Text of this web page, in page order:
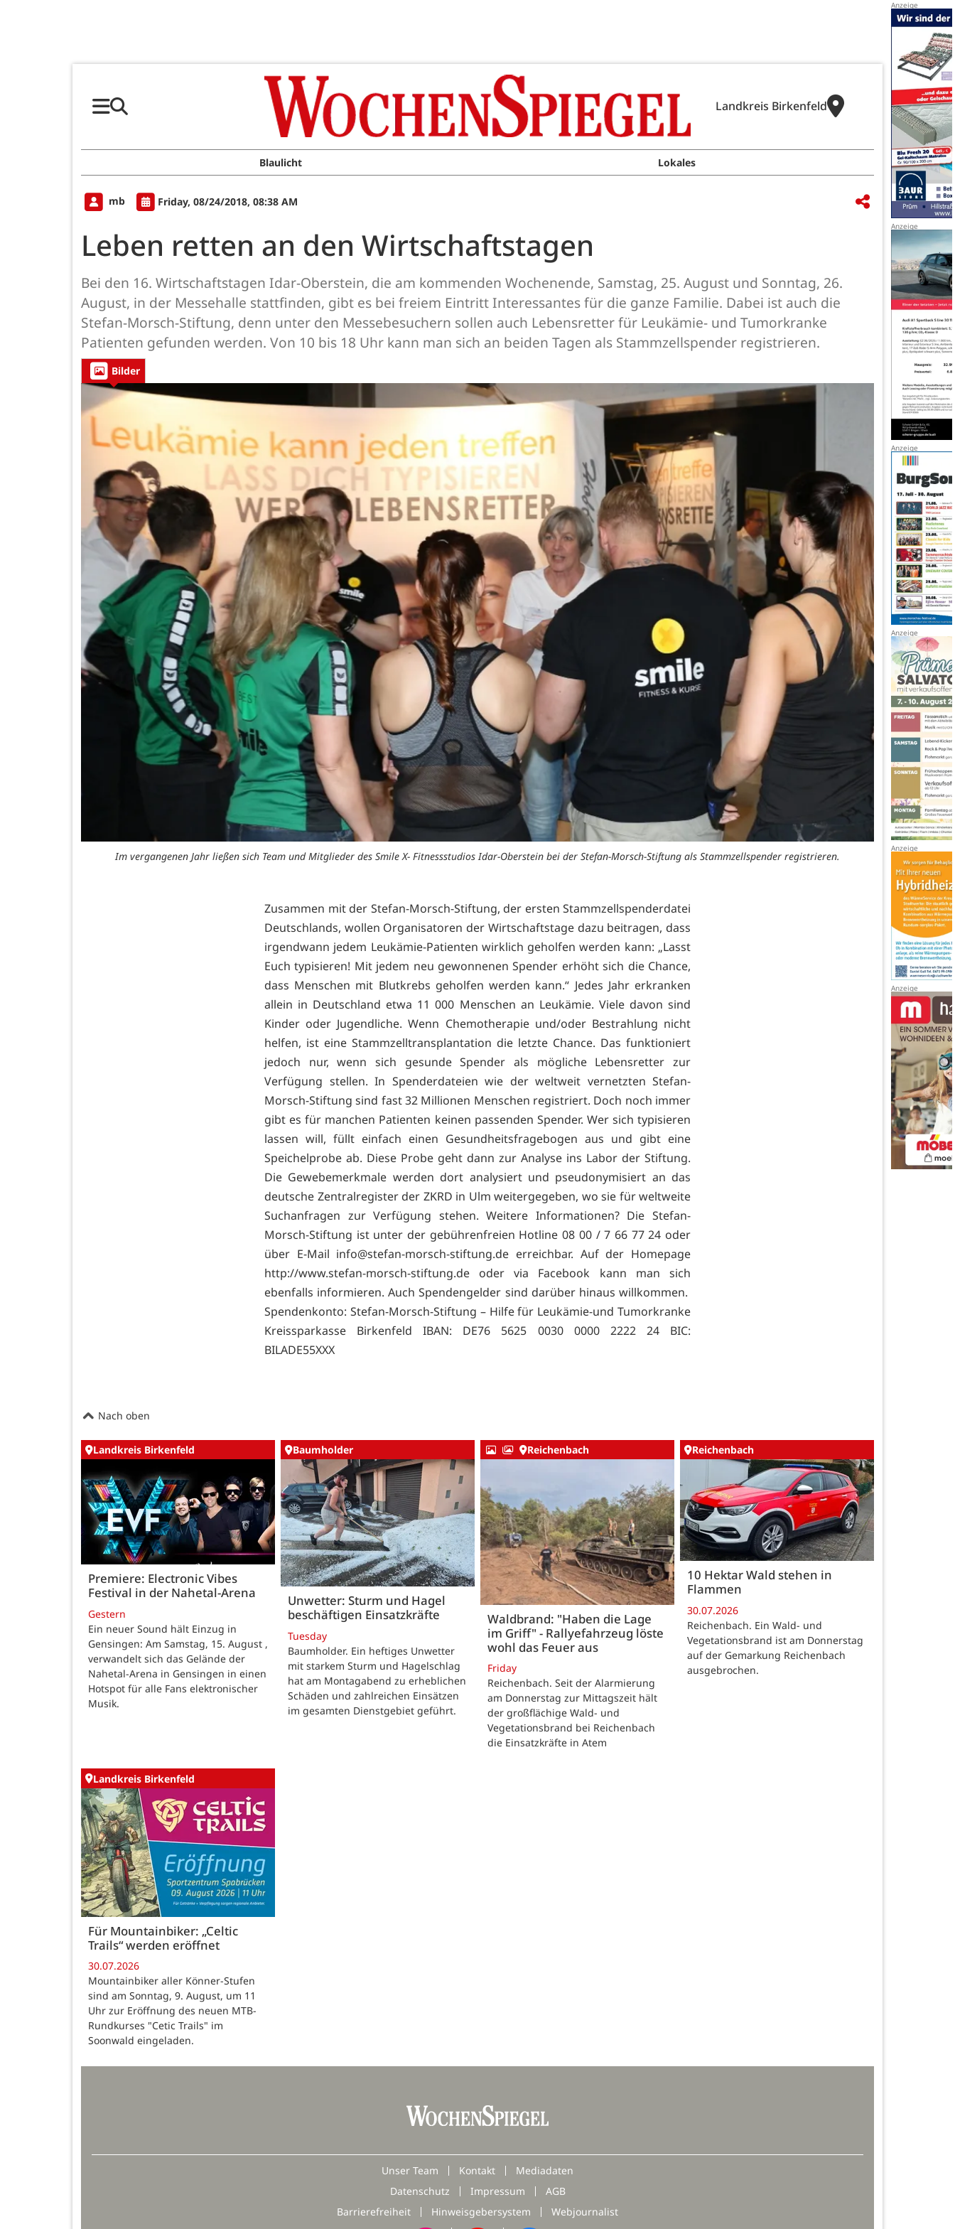
Landkreis Birkenfeld
Blaulicht Lokales
mb Friday, 08/24/2018, 08:38 AM
Leben retten an den Wirtschaftstagen
Bei den 16. Wirtschaftstagen Idar-Oberstein, die am kommenden Wochenende, Samstag, 25. August und Sonntag, 26.
August, in der Messehalle stattfinden, gibt es bei freiem Eintritt Interessantes für die ganze Familie. Dabei ist auch die
Stefan-Morsch-Stiftung, denn unter den Messebesuchern sollen auch Lebensretter für Leukämie- und Tumorkranke
Patienten gefunden werden. Von 10 bis 18 Uhr kann man sich an beiden Tagen als Stammzellspender registrieren.
Bilder
Im vergangenen Jahr ließen sich Team und Mitglieder des Smile X- Fitnessstudios Idar-Oberstein bei der Stefan-Morsch-Stiftung als Stammzellspender registrieren.
Zusammen mit der Stefan-Morsch-Stiftung, der ersten Stammzellspenderdatei
Deutschlands, wollen Organisatoren der Wirtschaftstage dazu beitragen, dass
irgendwann jedem Leukämie-Patienten wirklich geholfen werden kann: „Lasst
Euch typisieren! Mit jedem neu gewonnenen Spender erhöht sich die Chance,
dass Menschen mit Blutkrebs geholfen werden kann.“ Jedes Jahr erkranken
allein in Deutschland etwa 11 000 Menschen an Leukämie. Viele davon sind
Kinder oder Jugendliche. Wenn Chemotherapie und/oder Bestrahlung nicht
helfen, ist eine Stammzelltransplantation die letzte Chance. Das funktioniert
jedoch nur, wenn sich gesunde Spender als mögliche Lebensretter zur
Verfügung stellen. In Spenderdateien wie der weltweit vernetzten Stefan-
Morsch-Stiftung sind fast 32 Millionen Menschen registriert. Doch noch immer
gibt es für manchen Patienten keinen passenden Spender. Wer sich typisieren
lassen will, füllt einfach einen Gesundheitsfragebogen aus und gibt eine
Speichelprobe ab. Diese Probe geht dann zur Analyse ins Labor der Stiftung.
Die Gewebemerkmale werden dort analysiert und pseudonymisiert an das
deutsche Zentralregister der ZKRD in Ulm weitergegeben, wo sie für weltweite
Suchanfragen zur Verfügung stehen. Weitere Informationen? Die Stefan-
Morsch-Stiftung ist unter der gebührenfreien Hotline 08 00 / 7 66 77 24 oder
über E-Mail info@stefan-morsch-stiftung.de erreichbar. Auf der Homepage
http://www.stefan-morsch-stiftung.de oder via Facebook kann man sich
ebenfalls informieren. Auch Spendengelder sind darüber hinaus willkommen.
Spendenkonto: Stefan-Morsch-Stiftung – Hilfe für Leukämie-und Tumorkranke
Kreissparkasse Birkenfeld IBAN: DE76 5625 0030 0000 2222 24 BIC:
BILADE55XXX
Nach oben
Landkreis Birkenfeld
Premiere: Electronic Vibes
Festival in der Nahetal-Arena
Gestern
Ein neuer Sound hält Einzug in
Gensingen: Am Samstag, 15. August ,
verwandelt sich das Gelände der
Nahetal-Arena in Gensingen in einen
Hotspot für alle Fans elektronischer
Musik.
Baumholder
Unwetter: Sturm und Hagel
beschäftigen Einsatzkräfte
Tuesday
Baumholder. Ein heftiges Unwetter
mit starkem Sturm und Hagelschlag
hat am Montagabend zu erheblichen
Schäden und zahlreichen Einsätzen
im gesamten Dienstgebiet geführt.
Reichenbach
Waldbrand: "Haben die Lage
im Griff" - Rallyefahrzeug löste
wohl das Feuer aus
Friday
Reichenbach. Seit der Alarmierung
am Donnerstag zur Mittagszeit hält
der großflächige Wald- und
Vegetationsbrand bei Reichenbach
die Einsatzkräfte in Atem
Reichenbach
10 Hektar Wald stehen in
Flammen
30.07.2026
Reichenbach. Ein Wald- und
Vegetationsbrand ist am Donnerstag
auf der Gemarkung Reichenbach
ausgebrochen.
Landkreis Birkenfeld
Für Mountainbiker: „Celtic
Trails“ werden eröffnet
30.07.2026
Mountainbiker aller Könner-Stufen
sind am Sonntag, 9. August, um 11
Uhr zur Eröffnung des neuen MTB-
Rundkurses "Cetic Trails" im
Soonwald eingeladen.
Unser Team Kontakt
Mediadaten
Datenschutz
Impressum
AGB
Barrierefreiheit
Hinweisgebersystem Webjournalist